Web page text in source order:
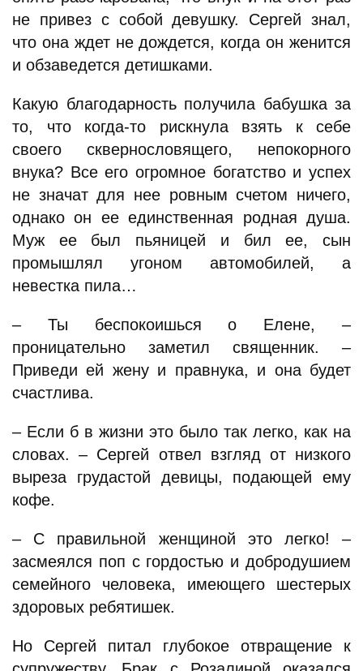
не привез с собой девушку. Сергей знал,
что она ждет не дождется, когда он женится
и обзаведется детишками.
Какую благодарность получила бабушка за
то, что когда-то рискнула взять к себе
своего сквернословящего, непокорного
внука? Все его огромное богатство и успех
не значат для нее ровным счетом ничего,
однако он ее единственная родная душа.
Муж ее был пьяницей и бил ее, сын
промышлял угоном автомобилей, а
невестка пила…
– Ты беспокоишься о Елене, –
проницательно заметил священник. –
Приведи ей жену и правнука, и она будет
счастлива.
– Если б в жизни это было так легко, как на
словах. – Сергей отвел взгляд от низкого
выреза грудастой девицы, подающей ему
кофе.
– С правильной женщиной это легко! –
засмеялся поп с гордостью и добродушием
семейного человека, имеющего шестерых
здоровых ребятишек.
Но Сергей питал глубокое отвращение к